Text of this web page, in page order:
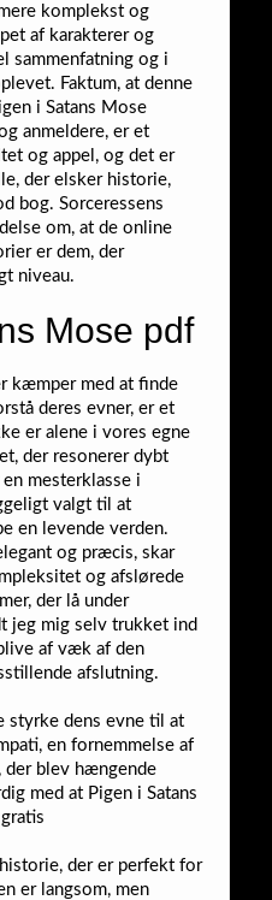
komplekst og
af karakterer og
sammenfatning og i
Faktum, at denne
i Satans Mose
anmeldere, er et
og appel, og det er
der elsker historie,
bog. Sorceressens
om, at de online
er dem, der
niveau.
Mose pdf
kæmper med at finde
deres evner, er et
er alene i vores egne
der resonerer dybt
mesterklasse i
valgt til at
en levende verden.
og præcis, skar
og afslørede
der lå under
jeg mig selv trukket ind
af væk af den
afslutning.
styrke dens evne til at
en fornemmelse af
der blev hængende
med at Pigen i Satans
der er perfekt for
er langsom, men